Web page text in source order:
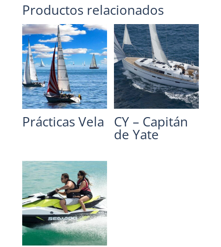
Productos relacionados
Prácticas Vela CY – Capitán
de Yate